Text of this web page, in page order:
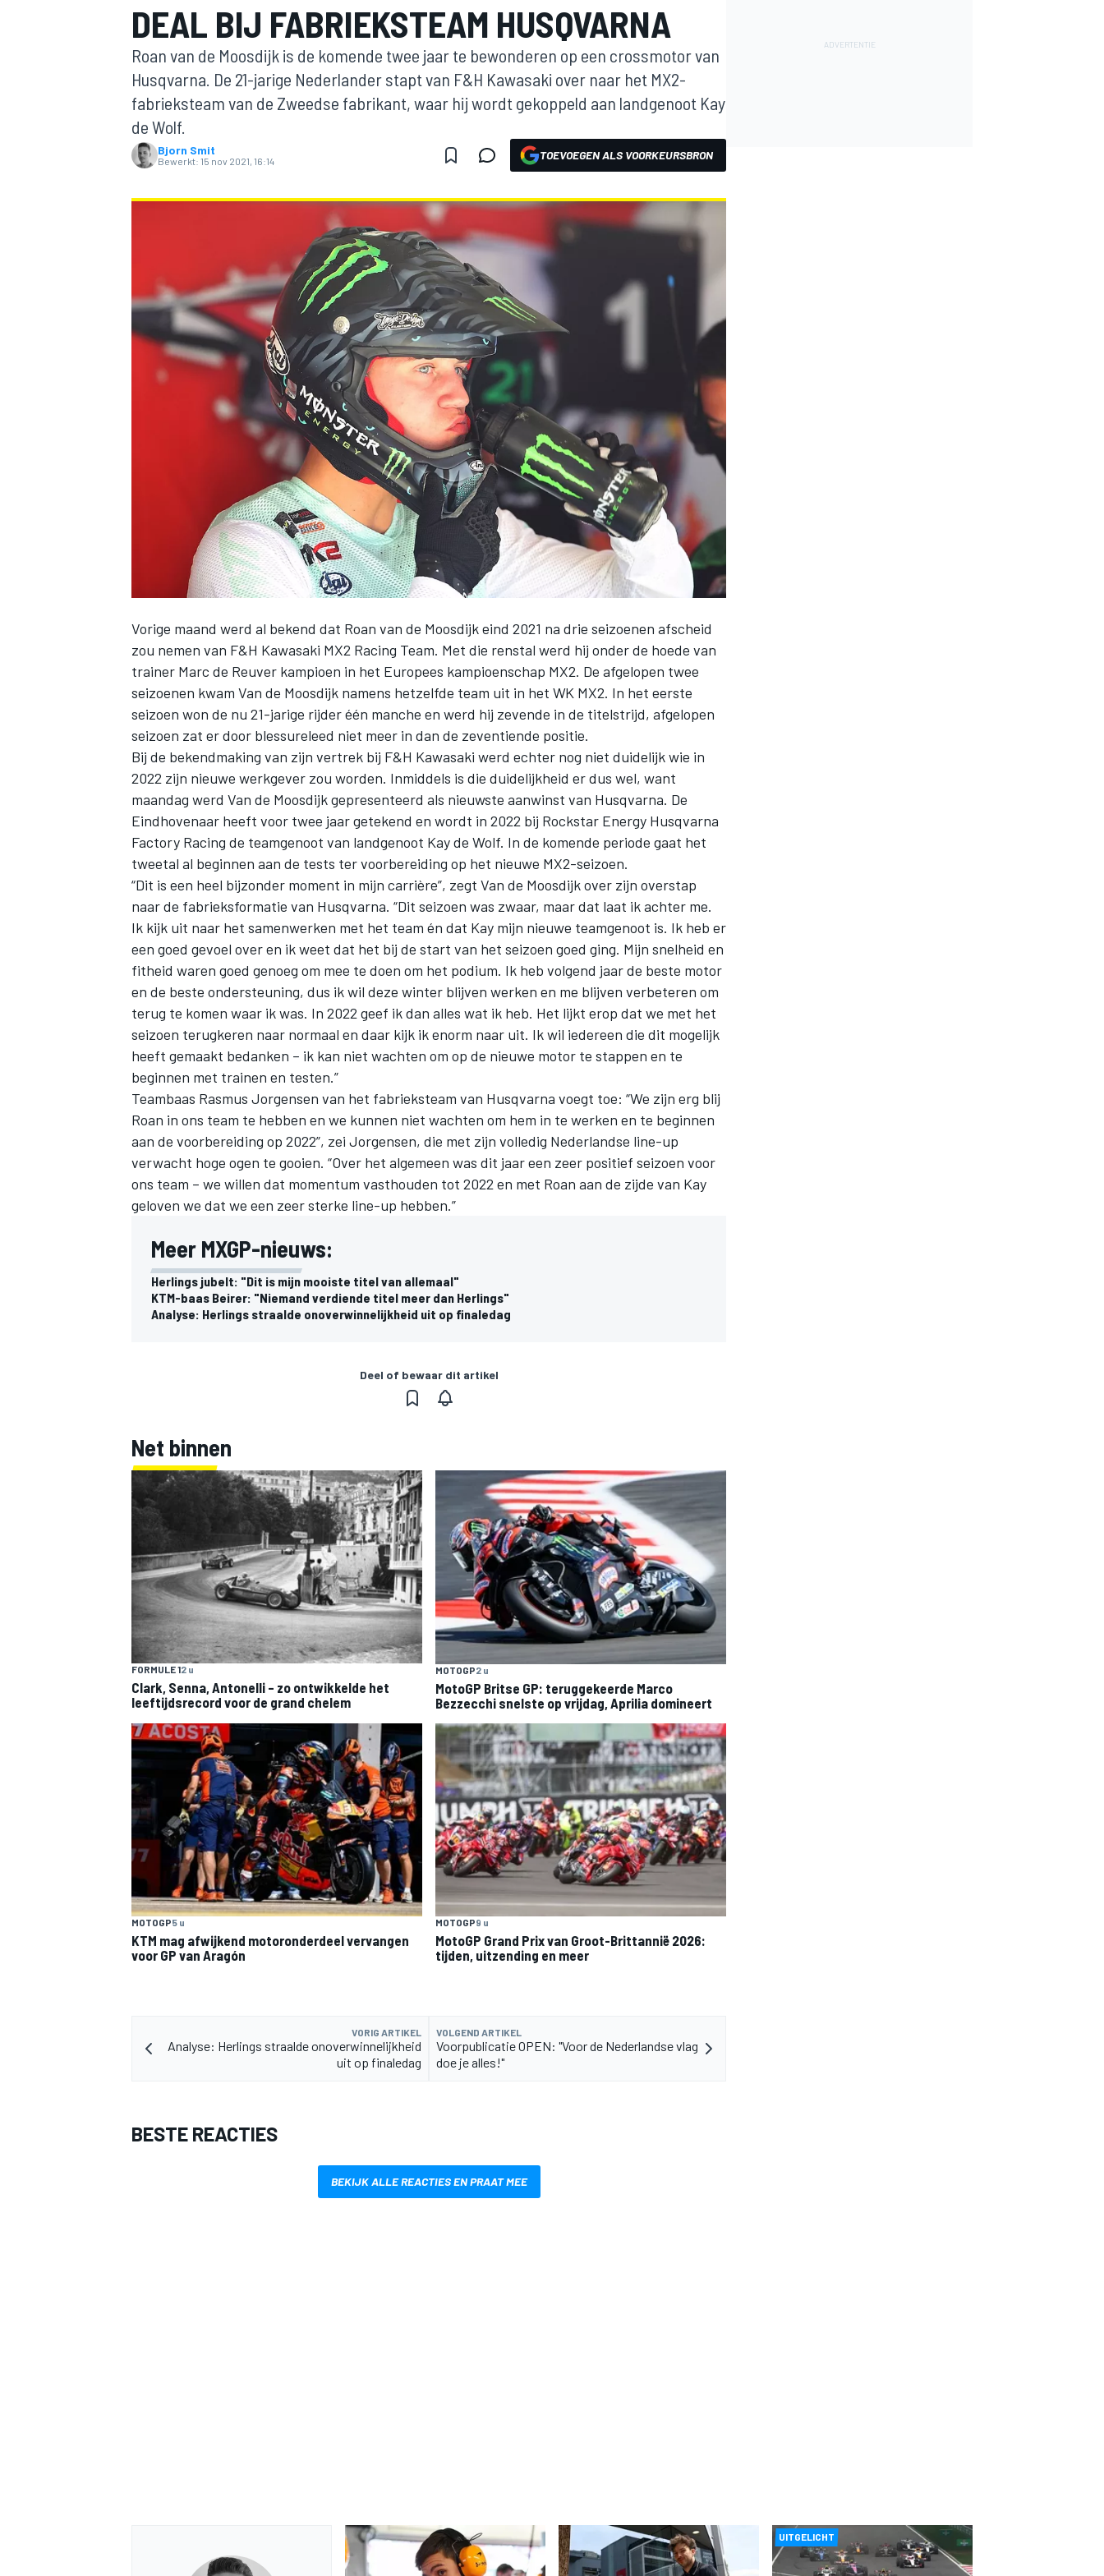
WEC DTM
DEAL BIJ FABRIEKSTEAM HUSQVARNA
Roan van de Moosdijk is de komende twee jaar te bewonderen op een crossmotor van
Husqvarna. De 21-jarige Nederlander stapt van F&H Kawasaki over naar het MX2-
fabrieksteam van de Zweedse fabrikant, waar hij wordt gekoppeld aan landgenoot Kay
de Wolf.
Bjorn Smit
Bewerkt: 15 nov 2021, 16:14 TOEVOEGEN ALS VOORKEURSBRON
Vorige maand werd al bekend dat Roan van de Moosdijkeind 2021 na drie seizoenen afscheid
zou nemen van F&H Kawasaki MX2 Racing Team. Met die renstal werd hij onder de hoede van
trainer Marc de Reuver kampioen in het Europees kampioenschap MX2. De afgelopen twee
seizoenen kwam Van de Moosdijk namens hetzelfde team uit in het WK MX2. In het eerste
seizoen won de nu 21-jarige rijder één manche en werd hij zevende in de titelstrijd, afgelopen
seizoen zat er door blessureleed niet meer in dan de zeventiende positie.
Bij de bekendmaking van zijn vertrek bij F&H Kawasaki werd echter nog niet duidelijk wie in
2022 zijn nieuwe werkgever zou worden. Inmiddels is die duidelijkheid er dus wel, want
maandag werd Van de Moosdijk gepresenteerd als nieuwste aanwinst van Husqvarna. De
Eindhovenaar heeft voor twee jaar getekend en wordt in 2022 bij Rockstar Energy Husqvarna
Factory Racing de teamgenoot van landgenoot Kay de Wolf. In de komende periode gaat het
tweetal al beginnen aan de tests ter voorbereiding op het nieuwe MX2-seizoen.
“Dit is een heel bijzonder moment in mijn carrière”, zegt Van de Moosdijk over zijn overstap
naar de fabrieksformatie van Husqvarna. “Dit seizoen was zwaar, maar dat laat ik achter me.
Ik kijk uit naar het samenwerken met het team én dat Kay mijn nieuwe teamgenoot is. Ik heb er
een goed gevoel over en ik weet dat het bij de start van het seizoen goed ging. Mijn snelheid en
fitheid waren goed genoeg om mee te doen om het podium. Ik heb volgend jaar de beste motor
en de beste ondersteuning, dus ik wil deze winter blijven werken en me blijven verbeteren om
terug te komen waar ik was. In 2022 geef ik dan alles wat ik heb. Het lijkt erop dat we met het
seizoen terugkeren naar normaal en daar kijk ik enorm naar uit. Ik wil iedereen die dit mogelijk
heeft gemaakt bedanken – ik kan niet wachten om op de nieuwe motor te stappen en te
beginnen met trainen en testen.”
Teambaas Rasmus Jorgensen van het fabrieksteam van Husqvarna voegt toe: “We zijn erg blij
Roan in ons team te hebben en we kunnen niet wachten om hem in te werken en te beginnen
aan de voorbereiding op 2022”, zei Jorgensen, die met zijn volledig Nederlandse line-up
verwacht hoge ogen te gooien. “Over het algemeen was dit jaar een zeer positief seizoen voor
ons team – we willen dat momentum vasthouden tot 2022 en met Roan aan de zijde van Kay
geloven we dat we een zeer sterke line-up hebben.”
Meer MXGP-nieuws:
Herlings jubelt: "Dit is mijn mooiste titel van allemaal"
KTM-baas Beirer: "Niemand verdiende titel meer dan Herlings"
Analyse: Herlings straalde onoverwinnelijkheid uit op finaledag
Deel of bewaar dit artikel
Net binnen
FORMULE 12 u
Clark, Senna, Antonelli – zo ontwikkelde het
leeftijdsrecord voor de grand chelem
MOTOGP2 u
MotoGP Britse GP: teruggekeerde Marco
Bezzecchi snelste op vrijdag, Aprilia domineert
MOTOGP5 u
KTM mag afwijkend motoronderdeel vervangen
voor GP van Aragón
MOTOGP9 u
MotoGP Grand Prix van Groot-Brittannië 2026:
tijden, uitzending en meer
VORIG ARTIKEL
Analyse: Herlings straalde onoverwinnelijkheid
uit op finaledag
VOLGEND ARTIKEL
Voorpublicatie OPEN: "Voor de Nederlandse vlag
doe je alles!"
BESTE REACTIES
BEKIJK ALLE REACTIES EN PRAAT MEE
UITGELICHT